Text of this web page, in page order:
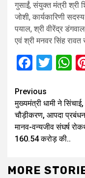
गुसाईं, संयुक्त मंत्री श्री
जोशी, कार्यकारिणी
पयाल, श्री वीरेंद्र
एवं श्री मनवर सिंह
Continue
Reading
Previous
मुख्यमंत्री धामी ने
चौड़ीकरण, आपदा
मानव-वन्यजीव संघर्ष
₹160.54 करोड़ की..
MORE